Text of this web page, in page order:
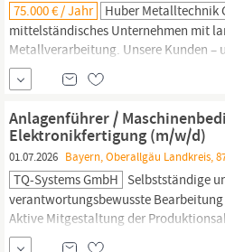
75.000 € / Jahr Huber Metalltechnik
mittelständisches Unternehmen mit
Metallverarbeitung. Unsere Kunden –
Fahrzeug- und Maschinenbau
Flexibilität und breite
und Biegen über Montage bis zur
Nachhaltigkeit und der
Anlagenführer /
Elektronikfertigung (m/w/d)
01.07.2026 Bayern, Oberallgäu Landkreis,
TQ-Systems GmbH Selbstständige
verantwortungsbewusste
Aktive Mitgestaltung der
und kontinuierliche